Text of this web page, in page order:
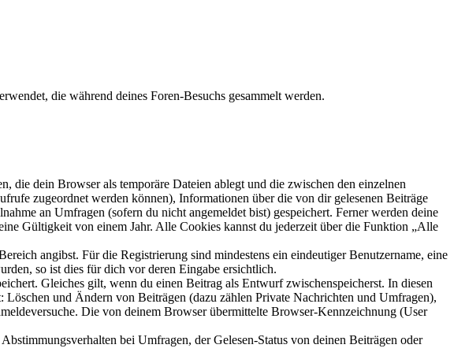
die während deines Foren-Besuchs gesammelt werden.
die dein Browser als temporäre Dateien ablegt und die zwischen den einzelnen
zugeordnet werden können), Informationen über die von dir gelesenen Beiträge
an Umfragen (sofern du nicht angemeldet bist) gespeichert. Ferner werden deine
Gültigkeit von einem Jahr. Alle Cookies kannst du jederzeit über die Funktion „Alle
angibst. Für die Registrierung sind mindestens ein eindeutiger Benutzername, eine
so ist dies für dich vor deren Eingabe ersichtlich.
Gleiches gilt, wenn du einen Beitrag als Entwurf zwischenspeicherst. In diesen
und Ändern von Beiträgen (dazu zählen Private Nachrichten und Umfragen),
Die von deinem Browser übermittelte Browser-Kennzeichnung (User
bei Umfragen, der Gelesen-Status von deinen Beiträgen oder